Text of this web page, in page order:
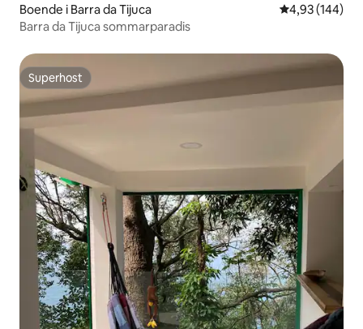
Boende i Barra da Tijuca 4,93 av 5 i
4,93 (144)
Barra da Tijuca sommarparadis
Superhost
Superhost